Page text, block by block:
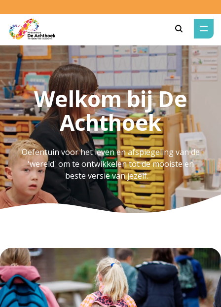
Zoeken
Welkom bij De
Achthoek
Oefentuin voor het leven en afspiegeling van de
'wereld' om te ontwikkelen tot de mooiste en
beste versie van jezelf.